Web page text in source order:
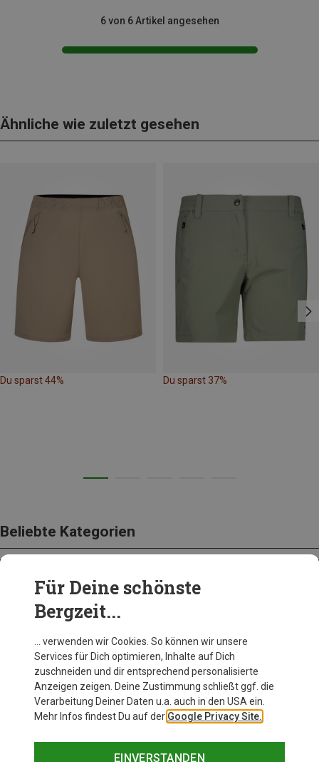
6 von 6 Artikel angesehen
Ähnliche wie zuletzt gesehen
Du sparst 44% Du sparst 37%
Beliebte Kategorien
BEKLEIDUNG
Für Deine schönste
Bergzeit...
… verwenden wir Cookies. So können wir unsere
Services für Dich optimieren, Inhalte auf Dich
zuschneiden und dir entsprechend personalisierte
Anzeigen zeigen. Deine Zustimmung schließt ggf. die
Verarbeitung Deiner Daten u.a. auch in den USA ein.
Mehr Infos findest Du auf der Google Privacy Site.
EINVERSTANDEN